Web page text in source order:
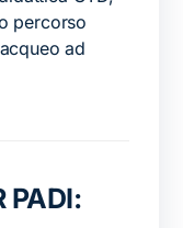
percorso
ad
PADI: